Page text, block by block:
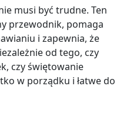
musi być trudne. Ten
przewodnik, pomaga
i zapewnia, że
od tego, czy
czy świętowanie
w porządku i łatwe do